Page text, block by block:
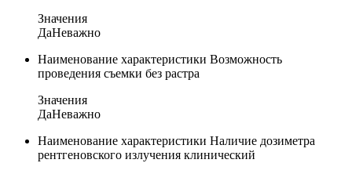
Значения
ДаНеважно
Наименование характеристики Возможность
проведения съемки без растра
Значения
ДаНеважно
Наименование характеристики Наличие дозиметра
рентгеновского излучения клинический